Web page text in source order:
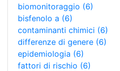
biomonitoraggio (6)
bisfenolo a (6)
contaminanti chimici (6)
differenze di genere (6)
epidemiologia (6)
fattori di rischio (6)